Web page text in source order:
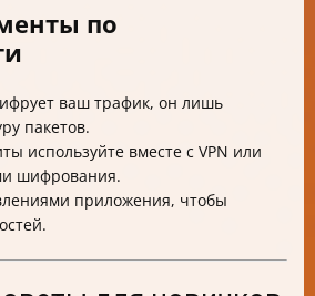
по
ваш трафик, он лишь
пакетов.
используйте вместе с VPN или
шифрования.
приложения, чтобы